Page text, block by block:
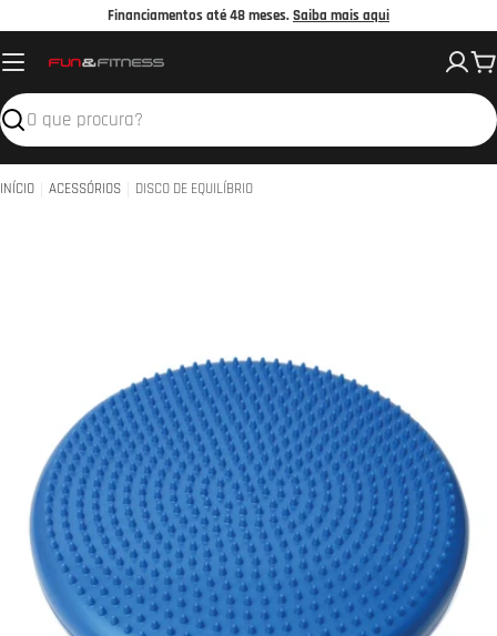
o
conteúdo
Financiamentos até 48 meses.Saiba mais aqui
Pesquisar
INÍCIO ACESSÓRIOS DISCO DE EQUILÍBRIO
media 0 em modal